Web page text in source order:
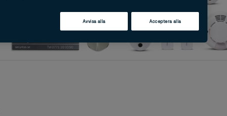
Avvisa alla Acceptera alla